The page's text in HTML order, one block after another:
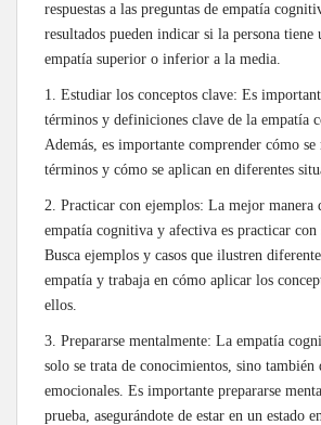
respuestas a las preguntas de empatía
resultados pueden indicar si la persona tiene
empatía superior o inferior a la media.
1. Estudiar los conceptos clave: Es
términos y definiciones clave de la empatía
Además, es importante comprender cómo se
términos y cómo se aplican en diferentes
2. Practicar con ejemplos: La mejor manera
empatía cognitiva y afectiva es practicar con
Busca ejemplos y casos que ilustren
empatía y trabaja en cómo aplicar los
ellos.
3. Prepararse mentalmente: La empatía
solo se trata de conocimientos, sino también
emocionales. Es importante prepararse
prueba, asegurándote de estar en un estado